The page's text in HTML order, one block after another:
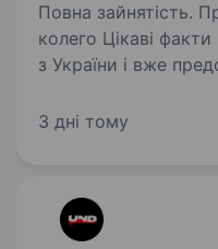
Повна зайнятість. Привіт, наш майбутній
колего Цікаві факти про нас: Ми родом
з України і вже
та Іспанії; Мережа фірмових салонів 600+
3 дні тому